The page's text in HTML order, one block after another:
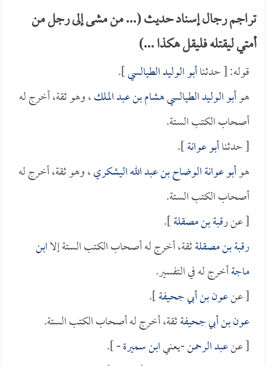
تراجم رجال إسناد حديث (... من مشى إلى رجل من
أمتي ليقتله فليقل هكذا ...)
قوله: [ حدثناأبو الوليد الطيالسي].
هوأبو الوليد الطيالسي هشام بن عبد الملك، وهو ثقة، أخرج له
أصحاب الكتب الستة.
[ حدثناأبو عوانة].
هوأبو عوانة الوضاح بن عبد الله اليشكري، وهو ثقة، أخرج له
أصحاب الكتب الستة.
[ عنرقبة بن مصقلة].
رقبة بن مصقلةثقة، أخرج له أصحاب الكتب الستة إلاابن
ماجةأخرج له في التفسير.
[ عنعون بن أبي جحيفة].
عون بن أبي جحيفةثقة، أخرج له أصحاب الكتب الستة.
[ عنعبد الرحمن-يعنيابن سميرة- ].